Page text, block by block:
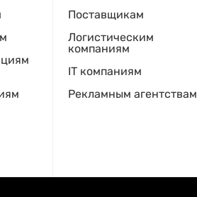
Поставщикам
Логистическим
компаниям
IT компаниям
Рекламным агентствам